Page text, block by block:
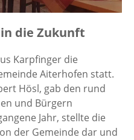
die Zukunft
Karpfinger die
Aiterhofen statt.
Hösl, gab den rund
und Bürgern
Jahr, stellte die
der Gemeinde dar und